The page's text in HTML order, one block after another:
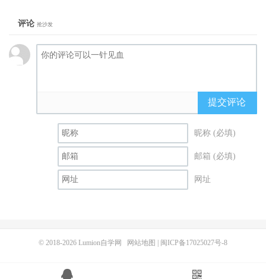
评论 抢沙发
提交评论
昵称 (必填)
邮箱 (必填)
网址
© 2018-2026 Lumion自学网 网站地图 闽ICP备17025027号-8